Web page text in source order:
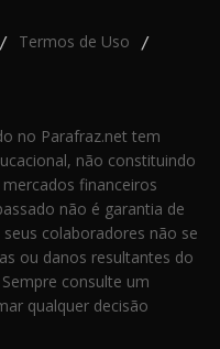
/ Termos de Uso /
no Parafraz.net tem
não constituindo
financeiros
não é garantia de
colaboradores não se
ou danos resultantes do
consulte um
qualquer decisão